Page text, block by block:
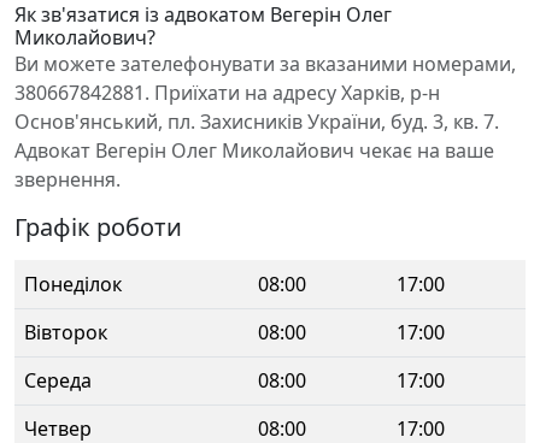
Як зв'язатися із адвокатом Вегерін Олег
Миколайович?
Ви можете зателефонувати за вказаними номерами,
380667842881. Приїхати на адресу Харків, р-н
Основ'янський, пл. Захисників України, буд. 3, кв. 7.
Адвокат Вегерін Олег Миколайович чекає на ваше
звернення.
Графік роботи
Понеділок 08:00
17:00
Вівторок
08:00
17:00
Середа
08:00
17:00
Четвер
08:00
17:00